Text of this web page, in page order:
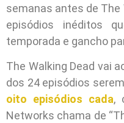
semanas antes de The
episódios inéditos
temporada e gancho
The Walking Dead vai
dos 24 episódios
oito episódios cada,
Networks chama de